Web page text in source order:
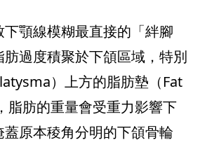
顎線模糊最直接的「絆腳
過度積聚於下頜區域，特別
）上方的脂肪墊（Fat
脂肪的重量會受重力影響下
原本稜角分明的下頜骨輪